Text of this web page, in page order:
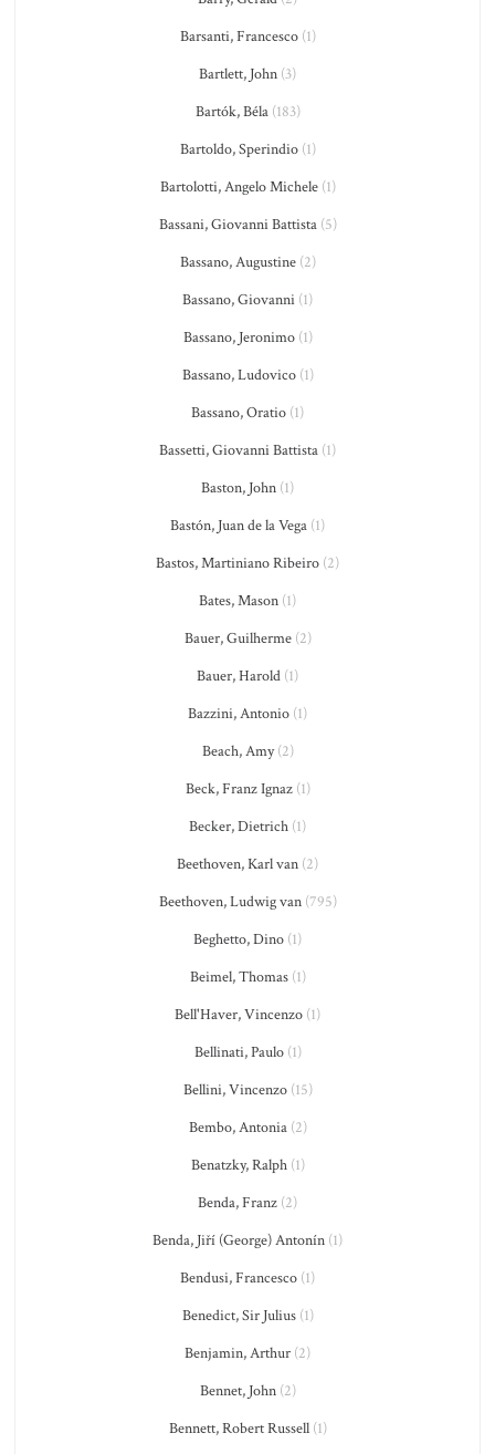
Barsanti, Francesco(1)
Bartlett, John (3)
Bartók, Béla(183)
Bartoldo, Sperindio(1)
Bartolotti, Angelo Michele(1)
Bassani, Giovanni Battista(5)
Bassano, Augustine(2)
Bassano, Giovanni (1)
Bassano, Jeronimo(1)
Bassano, Ludovico(1)
Bassano, Oratio (1)
Bassetti, Giovanni Battista (1)
Baston, John (1)
Bastón, Juan de la Vega (1)
Bastos, Martiniano Ribeiro (2)
Bates, Mason (1)
Bauer, Guilherme(2)
Bauer, Harold (1)
Bazzini, Antonio (1)
Beach, Amy(2)
Beck, Franz Ignaz(1)
Becker, Dietrich (1)
Beethoven, Karl van (2)
Beethoven, Ludwig van(795)
Beghetto, Dino (1)
Beimel, Thomas(1)
Bell'Haver, Vincenzo (1)
Bellinati, Paulo(1)
Bellini, Vincenzo(15)
Bembo, Antonia(2)
Benatzky, Ralph(1)
Benda, Franz (2)
Benda, Jiří (George) Antonín (1)
Bendusi, Francesco (1)
Benedict, Sir Julius(1)
Benjamin, Arthur (2)
Bennet, John(2)
Bennett, Robert Russell(1)